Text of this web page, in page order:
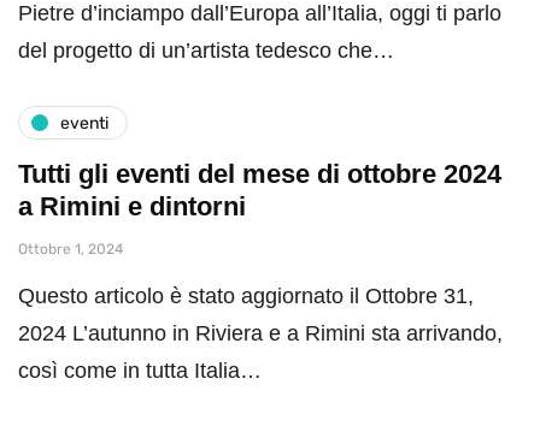
Pietre d’inciampo dall’Europa all’Italia, oggi ti parlo
del progetto di un’artista tedesco che…
eventi
Tutti gli eventi del mese di ottobre 2024
a Rimini e dintorni
Ottobre 1, 2024
Questo articolo è stato aggiornato il Ottobre 31,
2024 L’autunno in Riviera e a Rimini sta arrivando,
così come in tutta Italia…